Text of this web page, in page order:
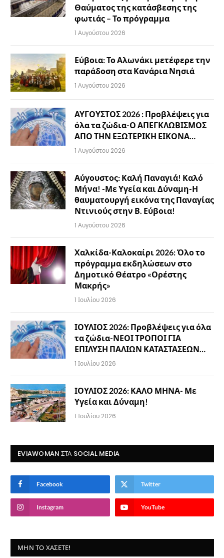
Θαύματος της κατάσβεσης της
φωτιάς – Το πρόγραμμα
1 Αυγούστου 2026
Εύβοια: Το Αλωνάκι μετέφερε την
παράδοση στα Κανάρια Νησιά
1 Αυγούστου 2026
ΑΥΓΟΥΣΤΟΣ 2026 : Προβλέψεις για
όλα τα ζώδια-Ο ΑΠΕΓΚΛΩΒΙΣΜΟΣ
ΑΠΟ ΤΗΝ ΕΞΩΤΕΡΙΚΗ ΕΙΚΟΝΑ…
1 Αυγούστου 2026
Αύγουστος: Καλή Παναγιά! Καλό
Μήνα! -Με Υγεία και Δύναμη-Η
θαυματουργή εικόνα της Παναγίας
Ντινιούς στην Β. Εύβοια!
1 Αυγούστου 2026
Χαλκίδα-Καλοκαίρι 2026: Όλο το
πρόγραμμα εκδηλώσεων στο
Δημοτικό Θέατρο «Ορέστης
Μακρής»
1 Ιουλίου 2026
ΙΟΥΛΙΟΣ 2026: Προβλέψεις για όλα
τα ζώδια-ΝΕΟΙ ΤΡΟΠΟΙ ΓΙΑ
ΕΠΙΛΥΣΗ ΠΑΛΙΩΝ ΚΑΤΑΣΤΑΣΕΩΝ…
1 Ιουλίου 2026
ΙΟΥΛΙΟΣ 2026: ΚΑΛΟ ΜΗΝΑ- Με
Υγεία και Δύναμη!
1 Ιουλίου 2026
EVIAWOMAN ΣΤΑ SOCIAL MEDIA
Facebook Twitter
Instagram YouTube
ΜΗΝ ΤΟ ΧΆΣΕΤΕ!